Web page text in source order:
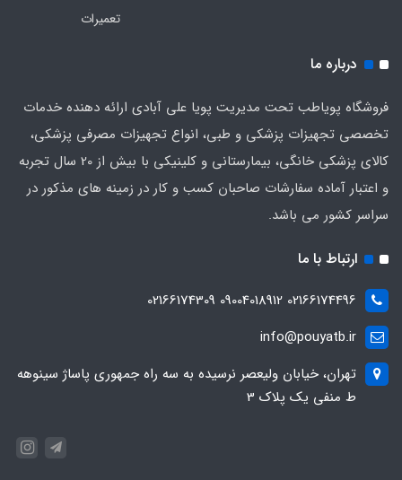
تعمیرات
درباره ما
فروشگاه پویاطب تحت مدیریت پویا علی آبادی ارائه دهنده خدمات
تخصصی تجهیزات پزشکی و طبی، انواع تجهیزات مصرفی پزشکی،
کالای پزشکی خانگی، بیمارستانی و کلینیکی با بیش از 20 سال تجربه
و اعتبار آماده سفارشات صاحبان کسب و کار در زمینه های مذکور در
سراسر کشور می باشد.
ارتباط با ما
02166174496 09004018912 02166174309
info@pouyatb.ir
تهران، خیابان ولیعصر نرسیده به سه راه جمهوری پاساژ سینوهه
ط منفی یک پلاک 3